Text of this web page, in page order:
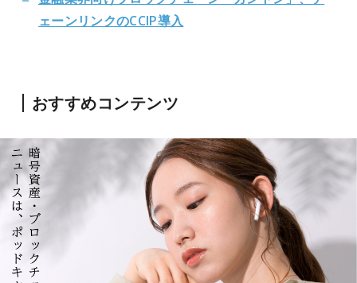
ェーンリンクのCCIP導入
おすすめコンテンツ